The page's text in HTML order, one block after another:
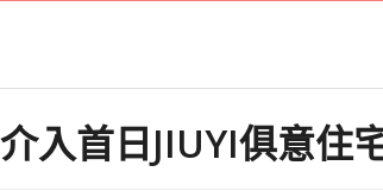
入首日JIUYI俱意住